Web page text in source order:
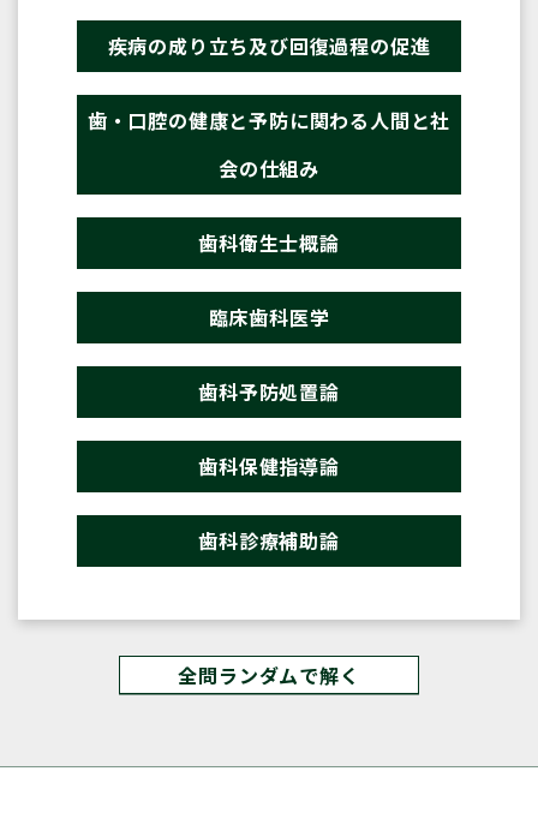
疾病の成り立ち及び回復過程の促進
歯・口腔の健康と予防に関わる人間と社
会の仕組み
歯科衛生士概論
臨床歯科医学
歯科予防処置論
歯科保健指導論
歯科診療補助論
全問ランダムで解く